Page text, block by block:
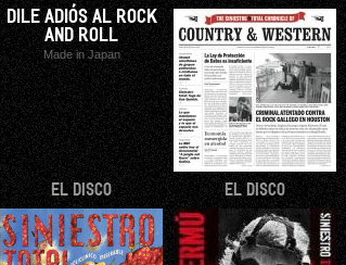
DILE ADIÓS AL ROCK
AND ROLL
Made in Japan
EL DISCO EL DISCO